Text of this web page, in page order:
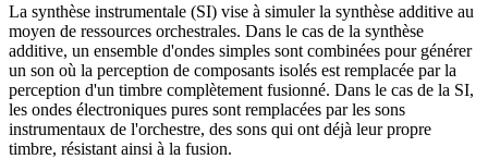
La synthèse instrumentale (SI) vise à simuler la synthèse additive au
moyen de ressources orchestrales. Dans le cas de la synthèse
additive, un ensemble d'ondes simples sont combinées pour générer
un son où la perception de composants isolés est remplacée par la
perception d'un timbre complètement fusionné. Dans le cas de la SI,
les ondes électroniques pures sont remplacées par les sons
instrumentaux de l'orchestre, des sons qui ont déjà leur propre
timbre, résistant ainsi à la fusion.